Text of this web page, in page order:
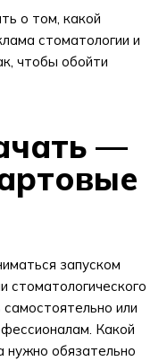
о том, какой
стоматологии и
чтобы обойти
—
запуском
стоматологического
или
Какой
нужно обязательно